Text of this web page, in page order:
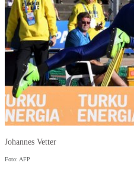
Johannes Vetter
Foto: AFP